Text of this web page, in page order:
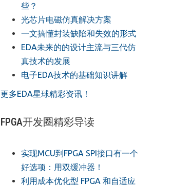
些？
光芯片电磁仿真解决方案
一文搞懂封装缺陷和失效的形式
EDA未来的的设计主流与三代仿
真技术的发展
电子EDA技术的基础知识讲解
更多EDA星球精彩资讯！
FPGA开发圈精彩导读
实现MCU到FPGA SPI接口有一个
好选项：用双缓冲器！
利用成本优化型 FPGA 和自适应